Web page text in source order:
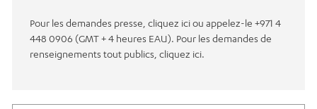
Pour les demandes presse, cliquez ici ou appelez-le +971 4
448 0906 (GMT + 4 heures EAU). Pour les demandes de
renseignements tout publics, cliquez ici.